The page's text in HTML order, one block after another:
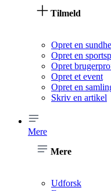
Tilmeld
Opret en
Opret en
Opret
Opret et event
Opret en
Skriv en artikel
Mere
Mere
Udforsk